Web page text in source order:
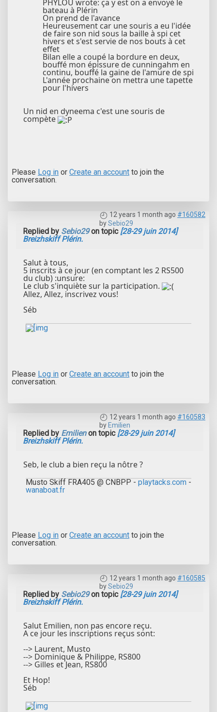
PHYLOU wrote: ça y est on a envoyé le
bateau à Plérin
On prend de l'avance
Heureusement car une souris a eu l'idée
de faire son nid sous la baille à spi cet
hivers et s'est servie de nos bouts à cet
effet
Bilan elle a coupé la bordure en deux,
bouffé mon épissure de cunningahm en
continu, bouffé la gaine de l'amure de spi
L'année prochaine on mettra une tapette
pour l'hivers
Un nid en dyneema c'est une souris de
compète
Please Log in or Create an account to join the
conversation.
12 years 1 month ago #160582
bySebio29
Replied by Sebio29on topic [28-29 juin 2014]
Breizhskiff Plérin.
Salut à tous,
5 inscrits à ce jour (en comptant les 2 RS500
du club) :unsure:
Le club s'inquiète sur la participation.
Allez, Allez, inscrivez vous!
Séb
Please Log in or Create an account to join the
conversation.
12 years 1 month ago #160583
by Emilien
Replied by Emilienon topic [28-29 juin 2014]
Breizhskiff Plérin.
Seb, le club a bien reçu la nôtre ?
Musto Skiff FRA405 @ CNBPP - playtacks.com -
wanaboat.fr
Please Log in or Create an account to join the
conversation.
12 years 1 month ago #160585
bySebio29
Replied by Sebio29on topic [28-29 juin 2014]
Breizhskiff Plérin.
Salut Emilien, non pas encore reçu.
A ce jour les inscriptions reçus sont:
--> Laurent, Musto
--> Dominique & Philippe, RS800
--> Gilles et Jean, RS800
Et Hop!
Séb